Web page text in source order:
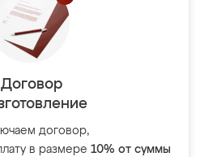
Договор
договор,
в размере 10% от суммы